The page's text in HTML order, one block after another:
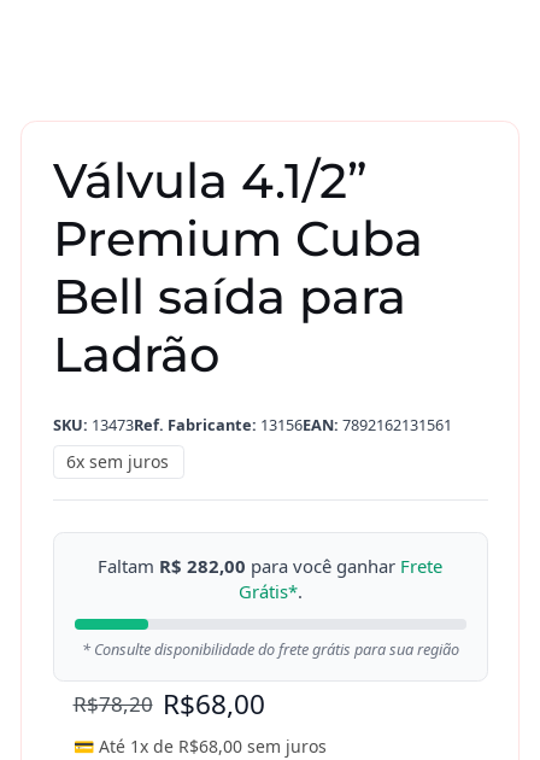
Válvula 4.1/2”
Premium Cuba
Bell saída para
Ladrão
SKU: 13473Ref. Fabricante: 13156EAN: 7892162131561
6x sem juros
Faltam R$ 282,00 para você ganhar Frete
Grátis*.
* Consulte disponibilidade do frete grátis para sua região
R$78,20 R$68,00
💳 Até 1x de R$68,00sem juros